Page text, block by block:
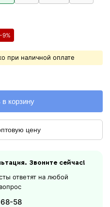
-9%
при наличной оплате
корзину
цену
Звоните сейчас!
ответят на любой
58